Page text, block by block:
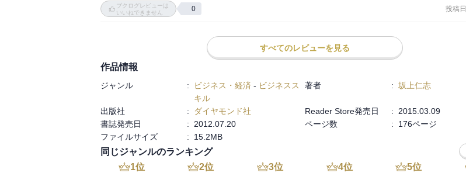
ブクログレビューは
いいねできません
0 投稿日
すべてのレビューを見る
作品情報
ジャンル : ビジネス・経済 - ビジネスス
キル
著者 : 坂上仁志
出版社 : ダイヤモンド社 Reader Store発売日 :
2015.03.09
書誌発売日
: 2012.07.20 ページ数 :
176ページ
ファイルサイズ
: 15.2MB
同じジャンルのランキング
1位 2位 3位 4位 5位